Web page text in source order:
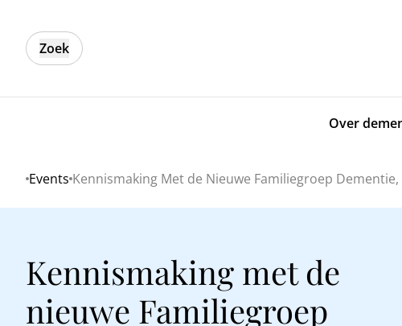
Zoek
Over
Home
Events Kennismaking Met de Nieuwe Familiegroep
Kennismaking met de
nieuwe Familiegroep